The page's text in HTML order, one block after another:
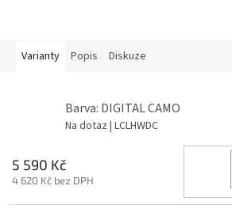
Varianty Popis Diskuze
Barva: DIGITAL CAMO
Na dotaz | LCLHWDC
5 590 Kč
4 620 Kč bez DPH